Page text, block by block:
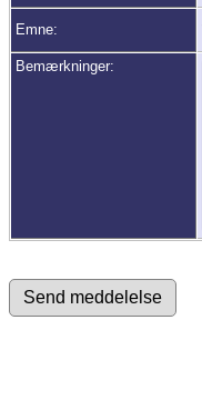
Emne:
Bemærkninger: